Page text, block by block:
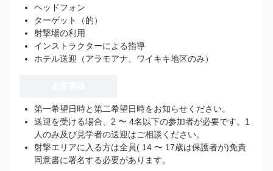
ヘッドフォン
ターゲット（的）
射撃場の利用
インストラクターによる指導
ホテル送迎（アラモアナ、ワイキキ地区のみ）
第一希望日時と第二希望日時をお知らせください。
送迎を受ける場合、2 〜 4名以下の参加者が必要です。1
人のみ及び見学者の送迎はご相談ください。
射撃エリアに入る方は全員( 14 〜 17歳は保護者が)免責
同意書に署名する必要があります。